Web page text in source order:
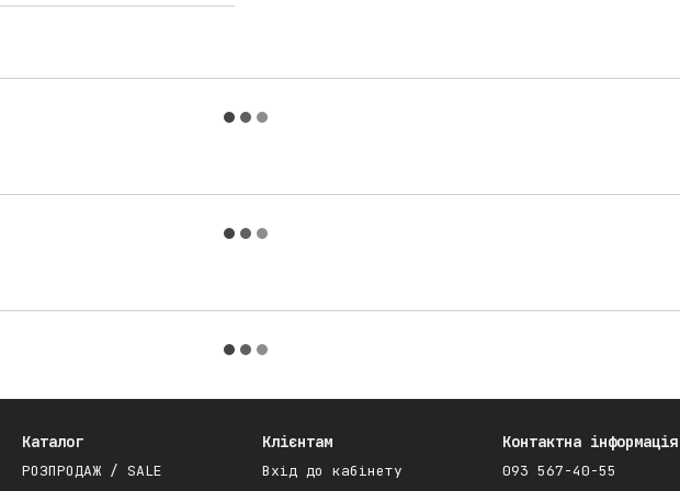
Каталог
РОЗПРОДАЖ / SALE
Клієнтам
Вхід до кабінету
Контактна інформація
093 567-40-55